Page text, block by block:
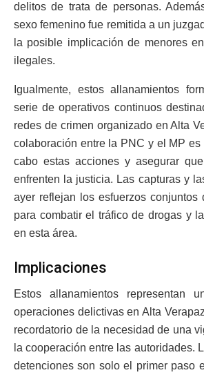
delitos de trata de personas.
sexo femenino fue remitida a un
la posible implicación de menores
ilegales.
Igualmente, estos allanamientos
serie de operativos continuos
redes de crimen organizado en Alta
colaboración entre la PNC y el MP
cabo estas acciones y asegurar
enfrenten la justicia. Las capturas y
ayer reflejan los esfuerzos conjuntos
para combatir el tráfico de drogas y
en esta área.
Implicaciones
Estos allanamientos representan
operaciones delictivas en Alta
recordatorio de la necesidad de una
la cooperación entre las autoridades.
detenciones son solo el primer paso